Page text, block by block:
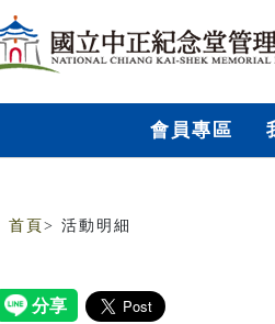
會員專區
首頁 > 活動明細